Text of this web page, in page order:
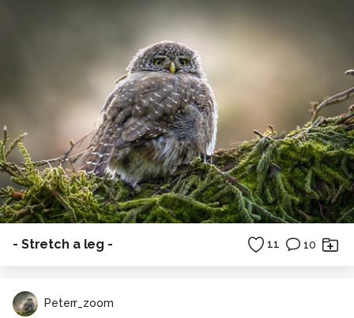
- Stretch a leg - 11 10
Peterr_zoom